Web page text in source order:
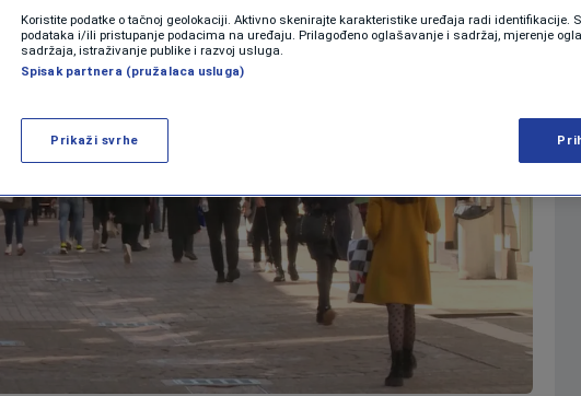
VIRALNO
Koristite podatke o tačnoj geolokaciji. Aktivno skenirajte karakteristike uređaja radi identifikacije.
podataka i/ili pristupanje podacima na uređaju. Prilagođeno oglašavanje i sadržaj, mjerenje
sadržaja, istraživanje publike i razvoj usluga.
Spisak partnera (pružalaca usluga)
Prikaži svrhe